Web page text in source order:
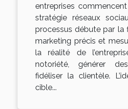
entreprises
stratégie réseaux
processus débute par la
marketing précis et
la réalité de
notoriété, générer
fidéliser la clientèle.
cible...